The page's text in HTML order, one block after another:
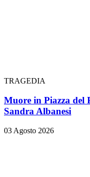
TRAGEDIA
Muore in Piazza del
Sandra Albanesi
03 Agosto 2026